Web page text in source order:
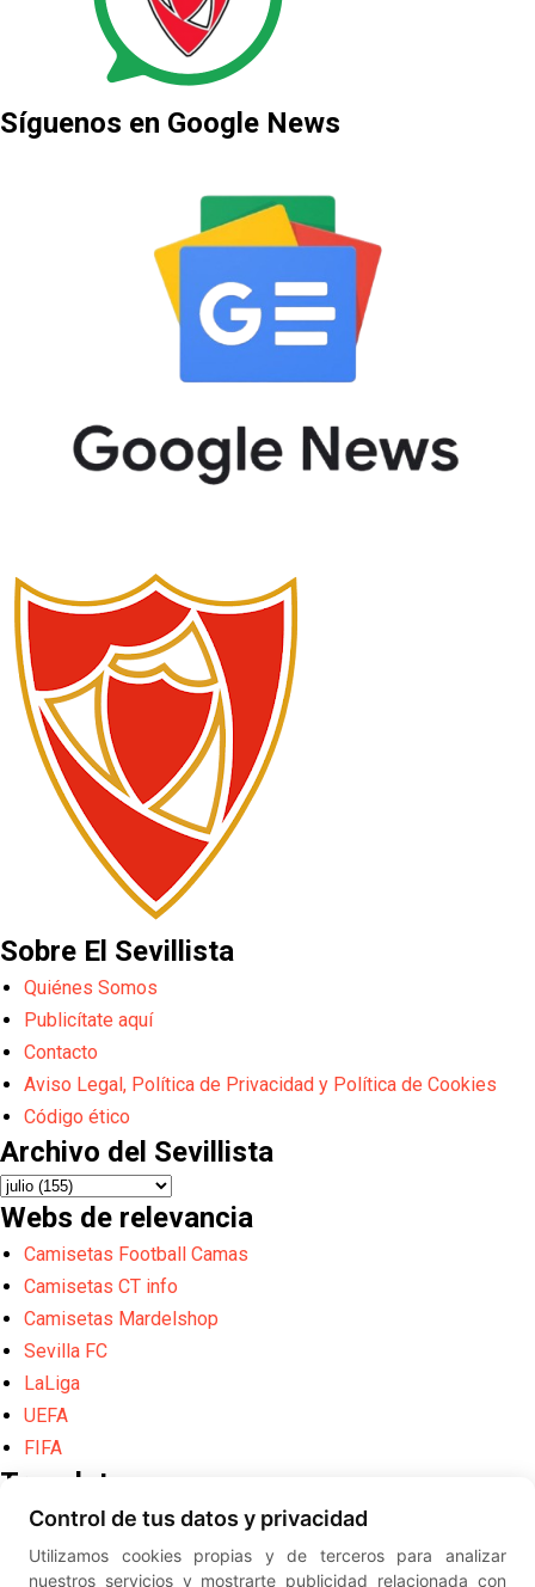
Síguenos en Google News
Sobre El Sevillista
Quiénes Somos
Publicítate aquí
Contacto
Aviso Legal, Política de Privacidad y Política de Cookies
Código ético
Archivo del Sevillista
Webs de relevancia
Camisetas Football Camas
Camisetas CT info
Camisetas Mardelshop
Sevilla FC
LaLiga
UEFA
FIFA
Translate
Powered by
Translate
Diseño web creado por Erick
Control de tus datos y privacidad
Utilizamos cookies propias y de terceros para analizar
nuestros servicios y mostrarte publicidad relacionada con